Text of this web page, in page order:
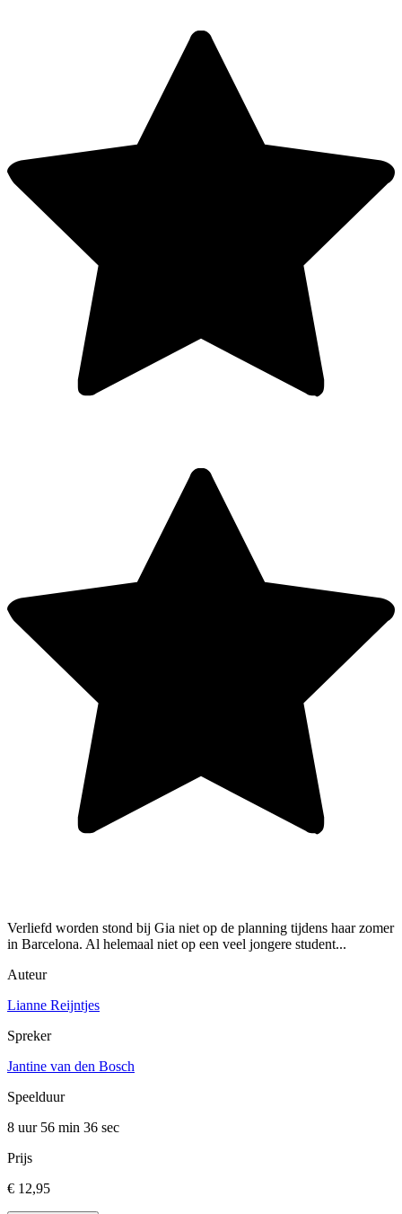
Verliefd worden stond bij Gia niet op de planning tijdens haar zomer
in Barcelona. Al helemaal niet op een veel jongere student...
Auteur
Lianne Reijntjes
Spreker
Jantine van den Bosch
Speelduur
8 uur 56 min 36 sec
Prijs
€ 12,95